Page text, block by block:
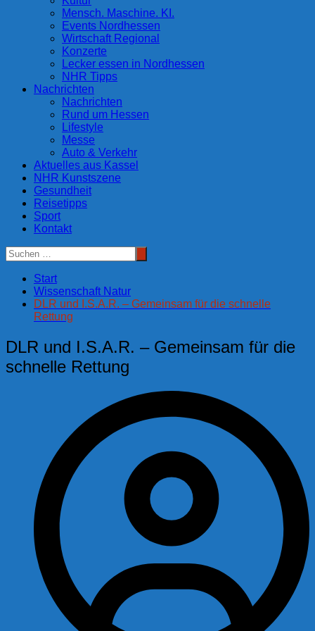
Mensch. Maschine. KI.
Events Nordhessen
Wirtschaft Regional
Konzerte
Lecker essen in Nordhessen
NHR Tipps
Nachrichten
Nachrichten
Rund um Hessen
Lifestyle
Messe
Auto & Verkehr
Aktuelles aus Kassel
NHR Kunstszene
Gesundheit
Reisetipps
Sport
Kontakt
Start
Wissenschaft Natur
DLR und I.S.A.R. – Gemeinsam für die schnelle
Rettung
DLR und I.S.A.R. – Gemeinsam für die
schnelle Rettung